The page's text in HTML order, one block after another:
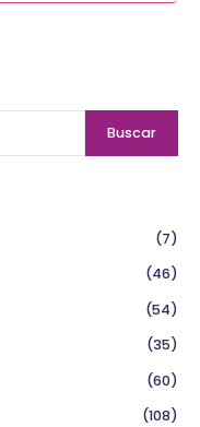
Buscar
(7)
(46)
(54)
(35)
(60)
(108)